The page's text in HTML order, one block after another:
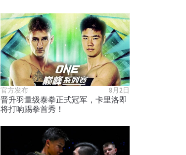
官方发布 8月2日
晋升羽量级泰拳正式冠军，卡里洛即
将打响踢拳首秀！